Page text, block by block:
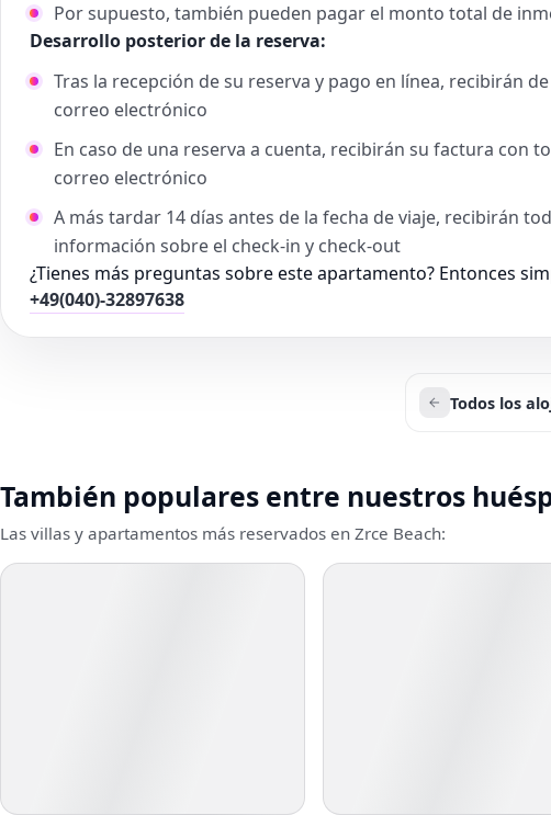
Por supuesto, también pueden pagar el monto total de
Desarrollo posterior de la reserva:
Tras la recepción de su reserva y pago en línea, recibirán
correo electrónico
En caso de una reserva a cuenta, recibirán su factura con
correo electrónico
A más tardar 14 días antes de la fecha de viaje, recibirán
información sobre el check-in y check-out
¿Tienes más preguntas sobre este apartamento? Entonces
+49(040)-32897638
Todos los
También populares entre nuestros
Las villas y apartamentos más reservados en Zrce Beach: